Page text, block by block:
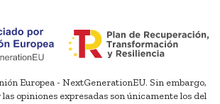
Europea - NextGenerationEU. Sin embargo,
opiniones expresadas son únicamente los del